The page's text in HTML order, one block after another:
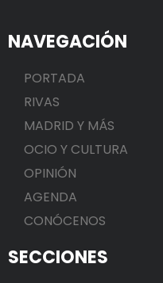
NAVEGACIÓN
PORTADA
RIVAS
MADRID Y MÁS
OCIO Y CULTURA
OPINIÓN
AGENDA
CONÓCENOS
SECCIONES